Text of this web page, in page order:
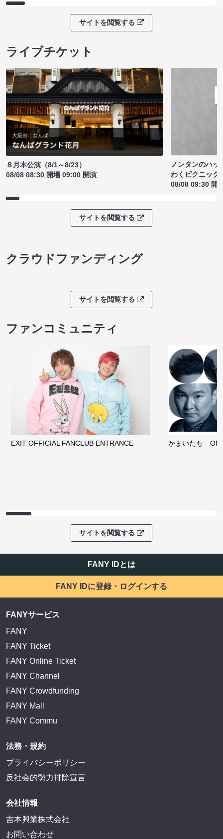
サイトを閲覧する
ライブチケット
８月本公演（8/1～8/23）
08/08 08:30 開場 09:00 開演
ノンタンのハッ
わくピクニック
08/08 09:30 開
サイトを閲覧する
クラウドファンディング
サイトを閲覧する
ファンコミュニティ
EXIT OFFICIAL FANCLUB ENTRANCE かまいたち
サイトを閲覧する
FANY IDとは
FANY IDに登録・ログインする
FANYサービス
FANY
FANY Ticket
FANY Online Ticket
FANY Channel
FANY Crowdfunding
FANY Mall
FANY Commu
法務・規約
プライバシーポリシー
反社会的勢力排除宣言
会社情報
吉本興業株式会社
お問い合わせ